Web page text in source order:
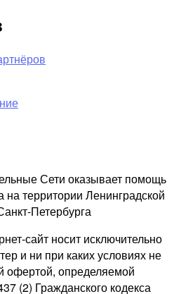
Сети оказывает помощь
на территории Ленинградской
Петербурга
сайт носит исключительно
и ни при каких условиях не
офертой, определяемой
(2) Гражданского кодекса